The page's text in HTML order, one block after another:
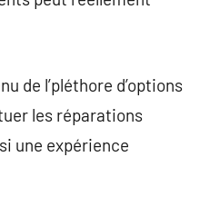
de l’pléthore d’options
les réparations
une expérience